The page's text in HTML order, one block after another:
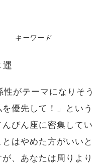
キーワード
がテーマになりそう
優先して！」という
びん座に密集してい
はやめた方がいいと
、あなたは周りより